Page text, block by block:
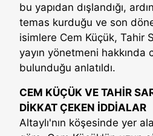
bu yapıdan dışlandığı,
temas kurduğu ve son
isimlere Cem Küçük, Tahir
yayın yönetmeni
bulunduğu anlatıldı.
CEM KÜÇÜK VE TAHİR
DİKKAT ÇEKEN İDDİALAR
Altaylı'nın köşesinde yer